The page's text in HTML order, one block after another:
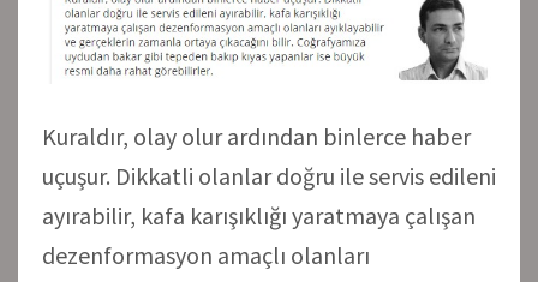
Kuraldır, olay olur ardından binlerce haber
uçuşur. Dikkatli olanlar doğru ile servis edileni
ayırabilir, kafa karışıklığı yaratmaya çalışan
dezenformasyon amaçlı olanları